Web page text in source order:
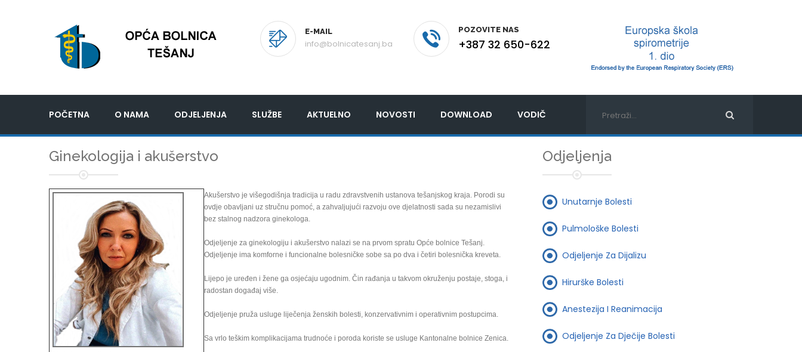
E-MAIL
info@bolnicatesanj.ba
POZOVITE NAS
+387 32 650-622
POČETNA O NAMA ODJELJENJA SLUŽBE AKTUELNO NOVOSTI DOWNLOAD VODIČ
Ginekologija i akušerstvo
Akušerstvo je višegodišnja tradicija u radu zdravstvenih ustanova tešanjskog kraja. Porodi su
ovdje obavljani uz stručnu pomoć, a zahvaljujući razvoju ove djelatnosti sada su nezamislivi
bez stalnog nadzora ginekologa.
Odjeljenje za ginekologiju i akušerstvo nalazi se na prvom spratu Opće bolnice Tešanj.
Odjeljenje ima komforne i funcionalne bolesničke sobe sa po dva i četiri bolesnička kreveta.
Lijepo je uređen i žene ga osjećaju ugodnim. Čin rađanja u takvom okruženju postaje, stoga, i
radostan događaj više.
Odjeljenje pruža usluge liječenja ženskih bolesti, konzervativnim i operativnim postupcima.
Sa vrlo teškim komplikacijama trudnoće i poroda koriste se usluge Kantonalne bolnice Zenica.
Odjeljenja
Unutarnje Bolesti
Pulmološke Bolesti
Odjeljenje Za Dijalizu
Hirurške Bolesti
Anestezija I Reanimacija
Odjeljenje Za Dječije Bolesti